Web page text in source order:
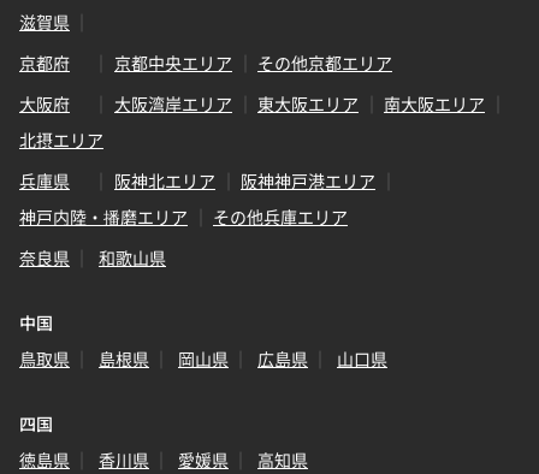
滋賀県
京都府
京都中央エリア
その他京都エリア
大阪府
大阪湾岸エリア 東大阪エリア
南大阪エリア
北摂エリア
兵庫県
阪神北エリア
阪神神戸港エリア
神戸内陸・播磨エリア
その他兵庫エリア
奈良県
和歌山県
中国
鳥取県
島根県 岡山県 広島県 山口県
四国
徳島県
香川県 愛媛県 高知県